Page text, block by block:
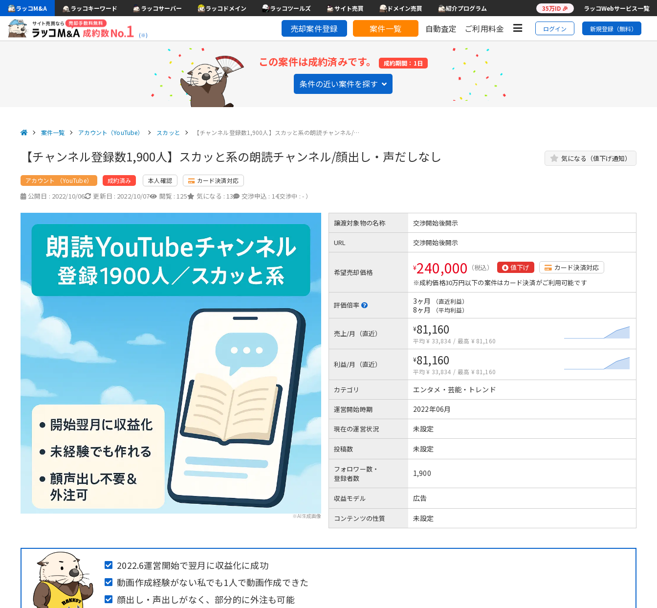
ラッコM&A ラッコキーワード ラッコサーバー ラッコドメイン ラッコツールズ サイト売買 ドメイン売買 紹介プログラム 35万ID 🎉 ラッコWebサービス一覧
(※)
売却案件登録 案件一覧 自動査定 ご利用料金 ログイン 新規登録（無料）
この案件は成約済みです。 成約期間：1日
条件の近い案件を探す
案件一覧 アカウント（YouTube） スカッと 【チャンネル登録数1,900人】スカッと系の朗読チャンネル/…
【チャンネル登録数1,900人】スカッと系の朗読チャンネル/顔出し・声だしなし 気になる（値下げ通知）
アカウント （YouTube） 成約済み 本人確認 カード決済対応
公開日 : 2022/10/06 更新日 : 2022/10/07 閲覧 : 125 気になる : 13 交渉申込 : 14
（交渉中 : - ）
※AI生成画像
譲渡対象物の名称 交渉開始後開示
URL 交渉開始後開示
希望売却価格 ¥240,000 （税込） 値下げ
カード決済対応
※成約価格30万円以下の案件はカード決済がご利用可能です
評価倍率 3ヶ月 （直近利益）
8ヶ月 （平均利益）
売上/月（直近）
¥81,160
平均 ¥ 33,834 / 最高 ¥ 81,160
利益/月（直近）
¥81,160
平均 ¥ 33,834 / 最高 ¥ 81,160
カテゴリ エンタメ・芸能・トレンド
運営開始時期 2022年06月
現在の運営状況 未設定
投稿数 未設定
フォロワー数・
登録者数
1,900
収益モデル 広告
コンテンツの性質 未設定
2022.6運営開始で翌月に収益化に成功
動画作成経験がない私でも1人で動画作成できた
顔出し・声出しがなく、部分的に外注も可能